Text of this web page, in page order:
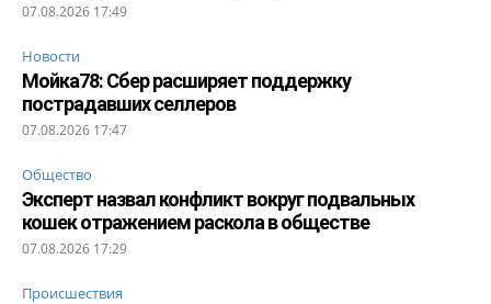
07.08.2026 17:49
Новости
Мойка78: Сбер расширяет поддержку
пострадавших селлеров
07.08.2026 17:47
Общество
Эксперт назвал конфликт вокруг подвальных
кошек отражением раскола в обществе
07.08.2026 17:29
Происшествия